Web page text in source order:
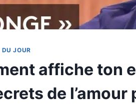
JOUR
affiche ton
de l’amour